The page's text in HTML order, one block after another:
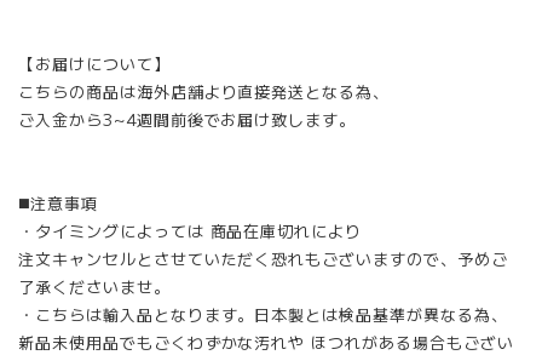
【お届けについて】
こちらの商品は海外店舗より直接発送となる為、
ご入金から3~4週間前後でお届け致します。
◼️注意事項
・タイミングによっては 商品在庫切れにより
注文キャンセルとさせていただく恐れもございますので、予めご
了承くださいませ。
・こちらは輸入品となります。日本製とは検品基準が異なる為、
新品未使用品でもごくわずかな汚れや ほつれがある場合もござい